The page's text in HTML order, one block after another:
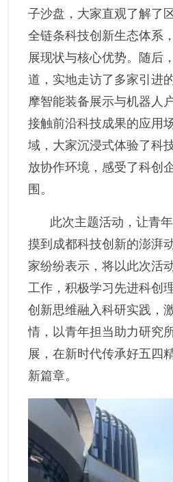
子沙盘，大家直观了解了
全链条科技创新生态体系
展现状与核心优势。随后
道，实地走访了多家引进
摩智能装备展示与机器人
接触前沿科技成果的应用
域，大家沉浸式体验了科
放协作环境，感受了科创
围。
此次主题活动，让青
摸到成都科技创新的澎湃
家纷纷表示，将以此次活
工作，积极学习先进科创
创新思维融入科研实践，
情，以青年担当助力研究
展，在新时代传承好五四
新篇章。